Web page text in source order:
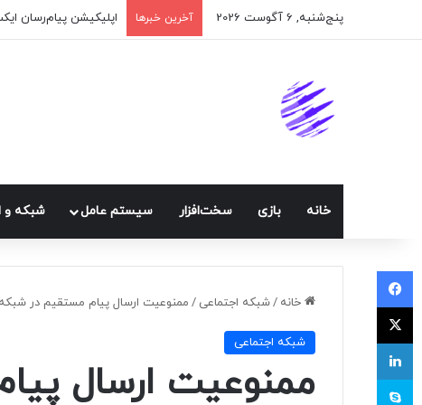
پنج‌شنبه, 6 آگوست 2026 آخرین خبرها اپلیکیشن پیام‌رسان
خانه بازی سخت‌افزار سيستم عامل شبكه و
خانه /شبكه اجتماعی / ممنوعیت ارسال پیام مستقیم در
شبكه اجتماعی
ممنوعیت ارسال
فیسبوک